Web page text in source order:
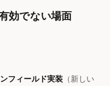
効でない場面
フィールド実装 （新しい